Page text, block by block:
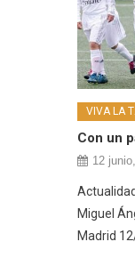
VIVA LA
Con un
12
Miguel
Madrid